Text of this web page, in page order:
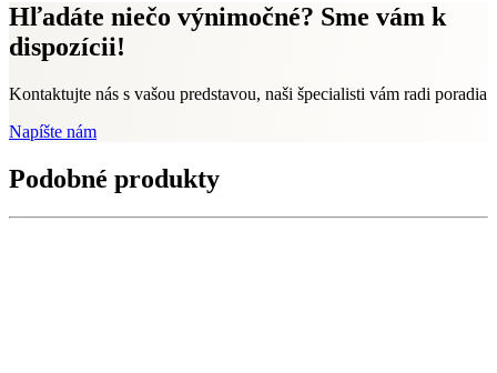
Hľadáte niečo výnimočné? Sme vám k
dispozícii!
Kontaktujte nás s vašou predstavou, naši špecialisti vám radi poradia
Napíšte nám
Podobné produkty